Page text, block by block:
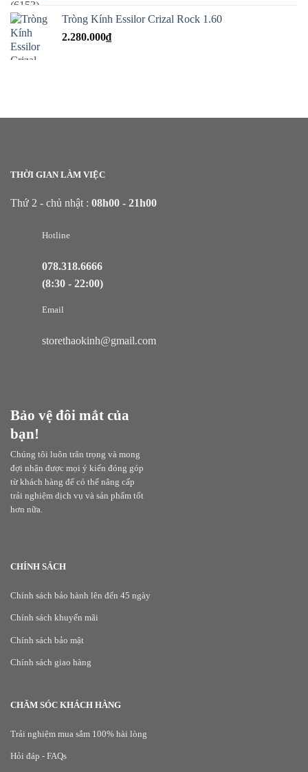
Tròng Kính Essilor Crizal Rock 1.60
2.280.000₫
Bảo vệ đôi mắt của
bạn!
Chúng tôi luôn trân trọng và mong
đợi nhận được mọi ý kiến đóng góp
từ khách hàng để có thể nâng cấp
trải nghiệm dịch vụ và sản phẩm tốt
hơn nữa.
THỜI GIAN LÀM VIỆC
Thứ 2 - chủ nhật : 08h00 - 21h00
Hotline
078.318.6666
(8:30 - 22:00)
Email
storethaokinh@gmail.com
CHÍNH SÁCH
Chính sách bảo hành lên đến 45 ngày
Chính sách khuyến mãi
Chính sách bảo mật
Chính sách giao hàng
CHĂM SÓC KHÁCH HÀNG
Trải nghiệm mua sắm 100% hài lòng
Hỏi đáp - FAQs